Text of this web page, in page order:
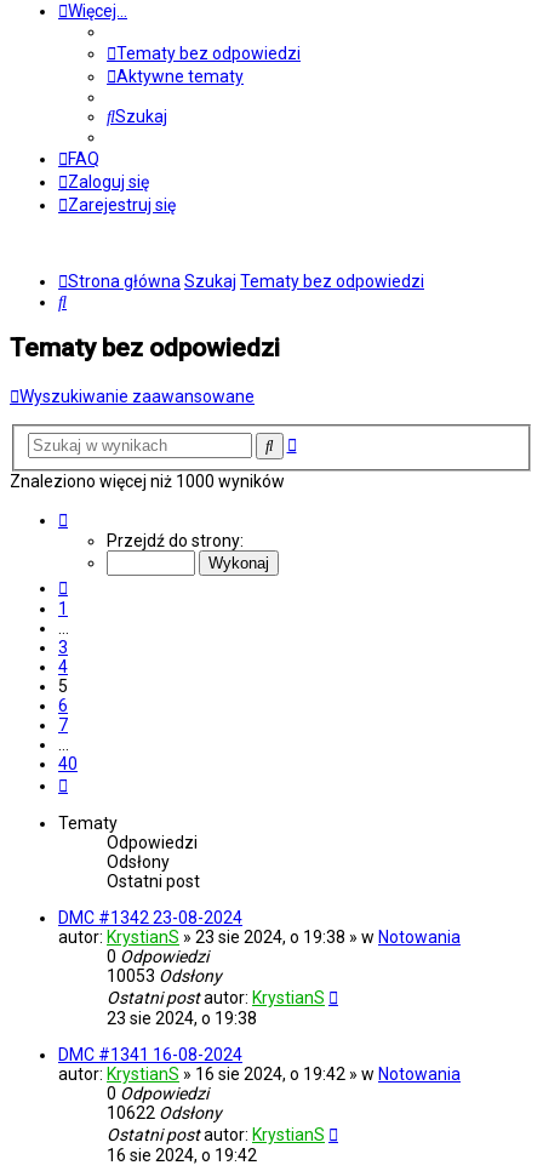
Więcej…
Tematy bez odpowiedzi
Aktywne tematy
Szukaj
FAQ
Zaloguj się
Zarejestruj się
Strona główna Szukaj Tematy bez odpowiedzi
Szukaj
Tematy bez odpowiedzi
Wyszukiwanie zaawansowane
SzukajWyszukiwanie
Znaleziono więcej niż 1000 wyników
Przejdź do strony:
1
…
3
4
5
6
7
…
40
Tematy
Odpowiedzi
Odsłony
Ostatni post
DMC #1342 23-08-2024
autor: KrystianS » 23 sie 2024, o 19:38 » w Notowania
0 Odpowiedzi
10053 Odsłony
Ostatni postautor: KrystianS
23 sie 2024, o 19:38
DMC #1341 16-08-2024
autor: KrystianS » 16 sie 2024, o 19:42 » w Notowania
0 Odpowiedzi
10622 Odsłony
Ostatni postautor: KrystianS
16 sie 2024, o 19:42